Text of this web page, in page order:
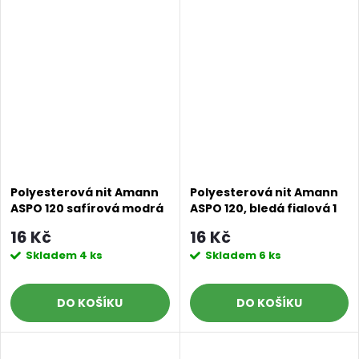
Polyesterová nit Amann
ASPO 120 safírová modrá
16 Kč
Skladem 4 ks
DO KOŠÍKU
Polyesterová nit Amann
ASPO 120, bledá fialová 1
16 Kč
Skladem 6 ks
DO KOŠÍKU